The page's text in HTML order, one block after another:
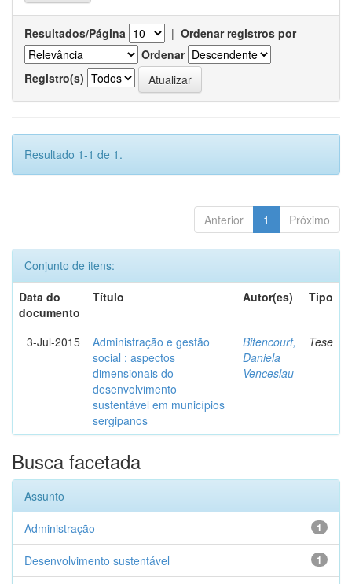
Resultados/Página | Ordenar registros por
Ordenar
Registro(s)
Resultado 1-1 de 1.
Anterior 1 Próximo
Conjunto de itens:
Data do
documento
Título Autor(es) Tipo
3-Jul-2015
Administração e gestão
social : aspectos
dimensionais do
desenvolvimento
sustentável em municípios
sergipanos
Bitencourt,
Daniela
Venceslau
Tese
Busca facetada
Assunto
1
Administração
1
Desenvolvimento sustentável